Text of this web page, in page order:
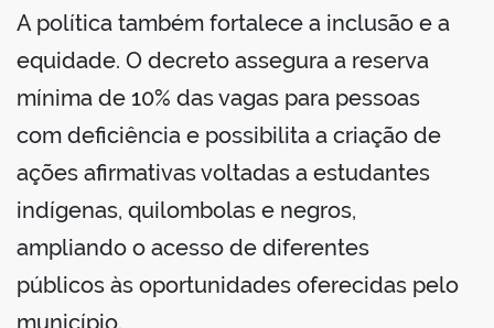
A política também fortalece a inclusão e a
equidade. O decreto assegura a reserva
mínima de 10% das vagas para pessoas
com deficiência e possibilita a criação de
ações afirmativas voltadas a estudantes
indígenas, quilombolas e negros,
ampliando o acesso de diferentes
públicos às oportunidades oferecidas pelo
município.